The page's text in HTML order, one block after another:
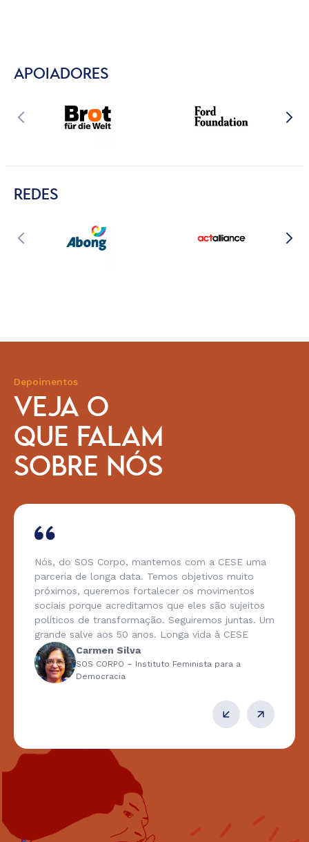
APOIADORES
REDES
Depoimentos
VEJA O
QUE FALAM
SOBRE NÓS
Nós, do SOS Corpo, mantemos com a CESE uma
parceria de longa data. Temos objetivos muito
próximos, queremos fortalecer os movimentos
sociais porque acreditamos que eles são sujeitos
políticos de transformação. Seguiremos juntas. Um
grande salve aos 50 anos. Longa vida à CESE
Carmen Silva
SOS CORPO – Instituto Feminista para a
Democracia